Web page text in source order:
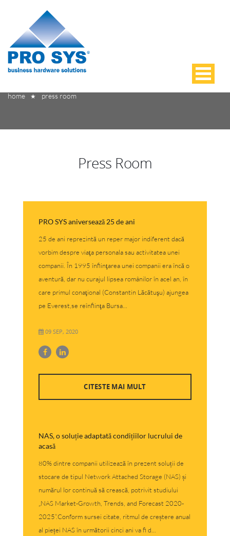
Press Room
home ★ press room
Press Room
PRO SYS aniversează 25 de ani
25 de ani reprezintă un reper major indiferent dacă
vorbim despre viaţa personala sau activitatea unei
companii. În 1995 înfiinţarea unei companii era încă o
aventură, dar nu curajul lipsea românilor în acel an, în
care primul conaţional (Constantin Lăcătuşu) ajungea
pe Everest,se reînfiinţa Bursa...
09 SEP, 2020
CITESTE MAI MULT
NAS, o soluție adaptată condițiilor lucrului de
acasă
80% dintre companii utilizează în prezent soluții de
stocare de tipul Network Attached Storage (NAS) și
numărul lor continuă să crească, potrivit studiului
„NAS Market-Growth, Trends, and Forecast 2020-
2025“.Conform sursei citate, ritmul de creștere anual
al pieței NAS în următorii cinci ani va fi d...